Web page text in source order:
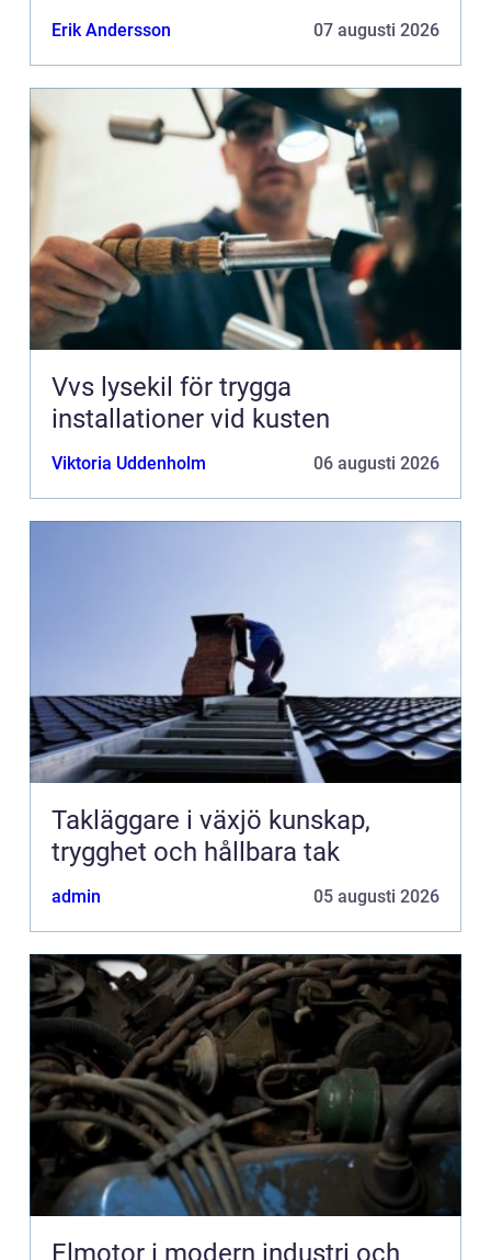
Erik Andersson 07 augusti 2026
Vvs lysekil för trygga
installationer vid kusten
Viktoria Uddenholm 06 augusti 2026
Takläggare i växjö kunskap,
trygghet och hållbara tak
admin 05 augusti 2026
Elmotor i modern industri och